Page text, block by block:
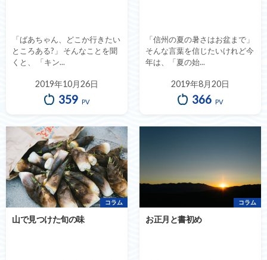
「ばあちゃん、どこか行きたい
ところある?」 そんなことを聞
くと、 「キン...
2019年10月26日
359 PV
「信州の夏の暑さはお盆まで」
そんな言葉を信じたいけれど今
年は、「夏の始...
2019年8月20日
366 PV
コラム
山で見つけた旬の味
コラム
お正月と書初め